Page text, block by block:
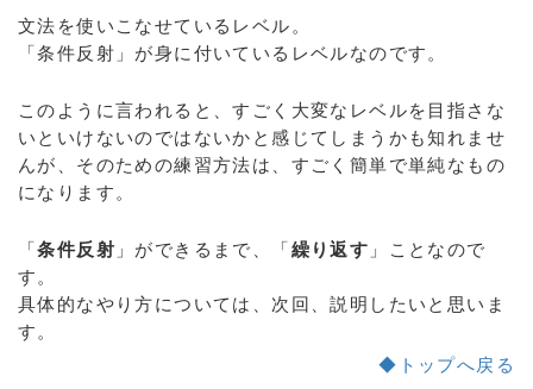
文法を使いこなせているレベル。
「条件反射」が身に付いているレベルなのです。
このように言われると、すごく大変なレベルを目指さな
いといけないのではないかと感じてしまうかも知れませ
んが、そのための練習方法は、すごく簡単で単純なもの
になります。
「条件反射 」ができるまで、「繰り返す 」ことなので
す。
具体的なやり方については、次回、説明したいと思いま
す。
◆トップへ戻る